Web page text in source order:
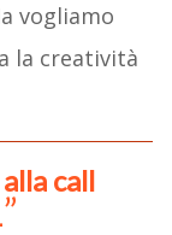
vogliamo
la creatività
call